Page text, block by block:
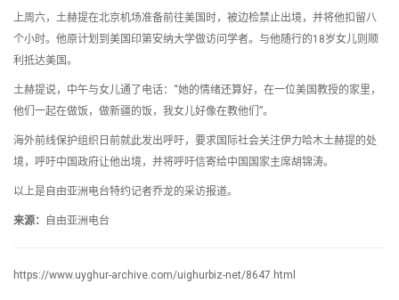
上周六，土赫提在北京机场准备前往美国时，被边检禁止出境，并将他扣留八
个小时。他原计划到美国印第安纳大学做访问学者。与他随行的18岁女儿则顺
利抵达美国。
土赫提说，中午与女儿通了电话：“她的情绪还算好，在一位美国教授的家里，
他们一起在做饭，做新疆的饭，我女儿好像在教他们”。
海外前线保护组织日前就此发出呼吁，要求国际社会关注伊力哈木土赫提的处
境，呼吁中国政府让他出境，并将呼吁信寄给中国国家主席胡锦涛。
以上是自由亚洲电台特约记者乔龙的采访报道。
来源： 自由亚洲电台
https://www.uyghur-archive.com/uighurbiz-net/8647.html